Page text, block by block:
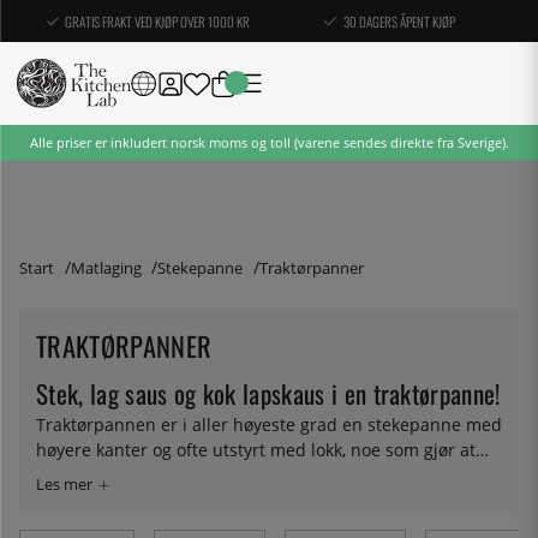
GRATIS FRAKT VED KJØP OVER 1000 KR 30 DAGERS ÅPENT KJØP
Alle priser er inkludert norsk moms og toll (varene sendes direkte fra Sverige).
Start Matlaging Stekepanne Traktørpanner
TRAKTØRPANNER
Stek, lag saus og kok lapskaus i en traktørpanne!
Traktørpannen er i aller høyeste grad en stekepanne med
høyere kanter og ofte utstyrt med lokk, noe som gjør at
den i tillegg til å brukes på samme måte som en
sauser og gryteretter. Hvilken traktørpanne du bør velge